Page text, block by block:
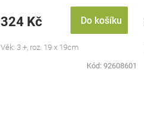
324 Kč Do košíku
Věk: 3 +, roz. 19 x 19cm
Kód: 92608601